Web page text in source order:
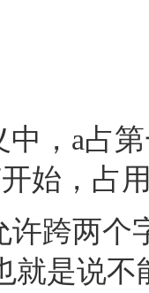
，a占
始，占
许跨两个
就是说不